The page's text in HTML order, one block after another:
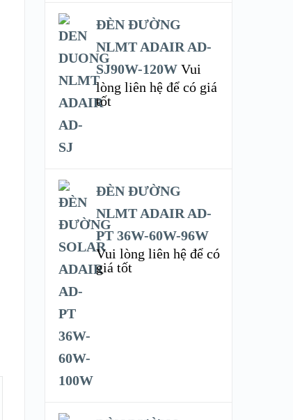
ĐÈN ĐƯỜNG
NLMT ADAIR AD-
SJ90W-120W Vui
lòng liên hệ để có giá
tốt
ĐÈN ĐƯỜNG
NLMT ADAIR AD-
PT 36W-60W-96W
Vui lòng liên hệ để có
giá tốt